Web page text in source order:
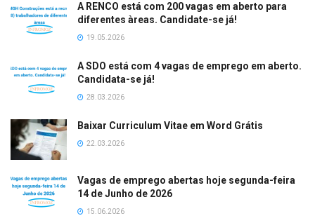
A RENCO está com 200 vagas em aberto para
diferentes àreas. Candidate-se já!
19.05.2026
A SDO está com 4 vagas de emprego em aberto.
Candidata-se já!
28.03.2026
Baixar Curriculum Vitae em Word Grátis
22.03.2026
Vagas de emprego abertas hoje segunda-feira
14 de Junho de 2026
15.06.2026